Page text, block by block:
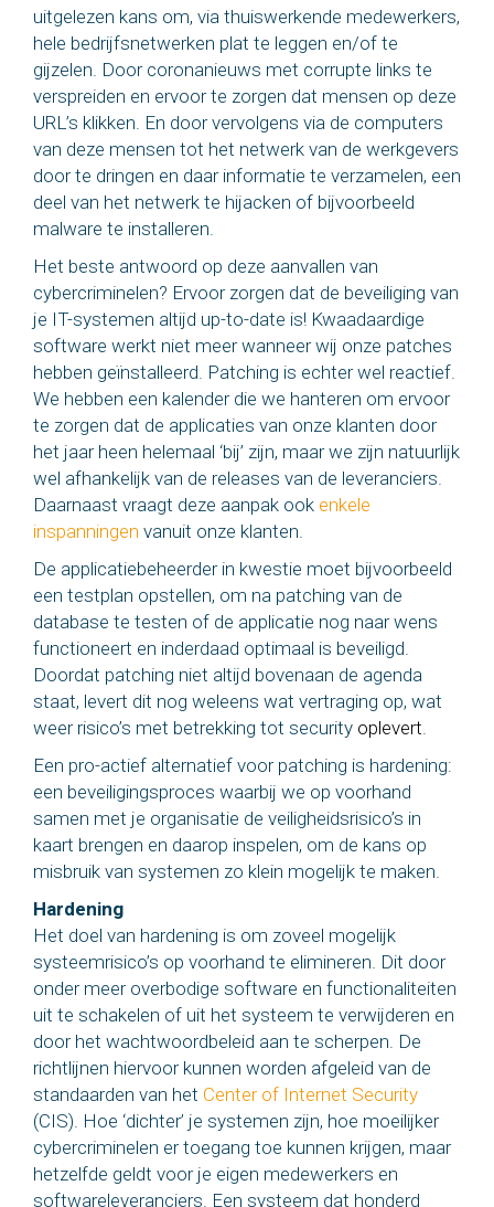
uitgelezen kans om, via thuiswerkende medewerkers,
hele bedrijfsnetwerken plat te leggen en/of te
gijzelen. Door coronanieuws met corrupte links te
verspreiden en ervoor te zorgen dat mensen op deze
URL’s klikken. En door vervolgens via de computers
van deze mensen tot het netwerk van de werkgevers
door te dringen en daar informatie te verzamelen, een
deel van het netwerk te hijacken of bijvoorbeeld
malware te installeren.
Het beste antwoord op deze aanvallen van
cybercriminelen? Ervoor zorgen dat de beveiliging van
je IT-systemen altijd up-to-date is! Kwaadaardige
software werkt niet meer wanneer wij onze patches
hebben geïnstalleerd. Patching is echter wel reactief.
We hebben een kalender die we hanteren om ervoor
te zorgen dat de applicaties van onze klanten door
het jaar heen helemaal ‘bij’ zijn, maar we zijn natuurlijk
wel afhankelijk van de releases van de leveranciers.
Daarnaast vraagt deze aanpak ook enkele
inspanningen vanuit onze klanten.
De applicatiebeheerder in kwestie moet bijvoorbeeld
een testplan opstellen, om na patching van de
database te testen of de applicatie nog naar wens
functioneert en inderdaad optimaal is beveiligd.
Doordat patching niet altijd bovenaan de agenda
staat, levert dit nog weleens wat vertraging op, wat
weer risico’s met betrekking tot security oplevert.
Een pro-actief alternatief voor patching is hardening:
een beveiligingsproces waarbij we op voorhand
samen met je organisatie de veiligheidsrisico’s in
kaart brengen en daarop inspelen, om de kans op
misbruik van systemen zo klein mogelijk te maken.
Hardening
Het doel van hardening is om zoveel mogelijk
systeemrisico’s op voorhand te elimineren. Dit door
onder meer overbodige software en functionaliteiten
uit te schakelen of uit het systeem te verwijderen en
door het wachtwoordbeleid aan te scherpen. De
richtlijnen hiervoor kunnen worden afgeleid van de
standaarden van het Center of Internet Security
(CIS). Hoe ‘dichter’ je systemen zijn, hoe moeilijker
cybercriminelen er toegang toe kunnen krijgen, maar
hetzelfde geldt voor je eigen medewerkers en
softwareleveranciers. Een systeem dat honderd